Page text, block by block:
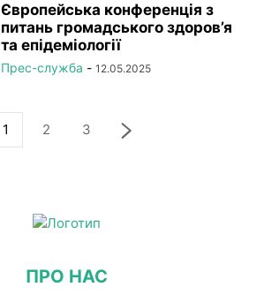
Європейська конференція з
питань громадського здоров’я
та епідеміології
Прес-служба - 12.05.2025
1 2 3
ПРО НАС